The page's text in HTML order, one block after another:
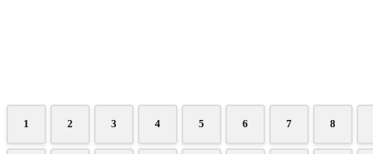
1 2 3 4 5 6 7 8